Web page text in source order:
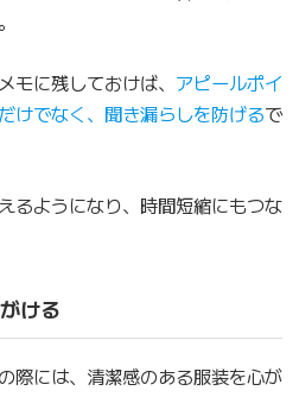
に残しておけば、 アピールポイ
けでなく、聞き漏らしを防げるで
るようになり、時間短縮にもつな
ける
際には、清潔感のある服装を心が